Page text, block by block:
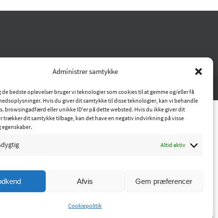
Administrer samtykke
de bedste oplevelser bruger vi teknologier som cookies til at gemme og/eller få
Hvis du giver dit samtykke til disse teknologier, kan vi behandle
browsingadfærd eller unikke ID'er på dette websted. Hvis du ikke giver dit
trækker dit samtykke tilbage, kan det have en negativ indvirkning på visse
Altid aktiv
Afvis Gem præferencer
Cookiepolitik